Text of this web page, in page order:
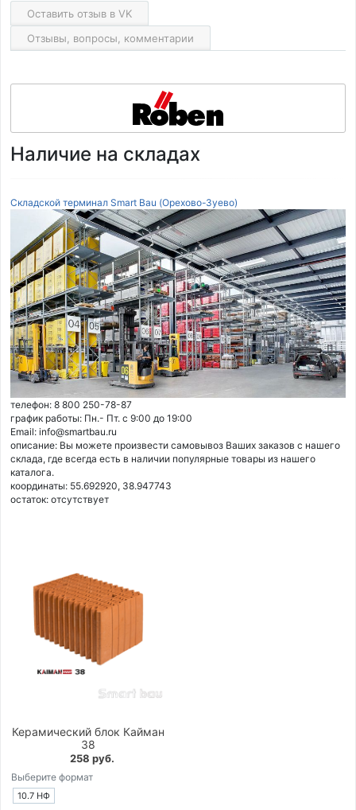
Оставить отзыв в VK
Отзывы, вопросы, комментарии
Наличие на складах
Складской терминал Smart Bau (Орехово-Зуево)
телефон: 8 800 250-78-87
график работы: Пн.- Пт. с 9:00 до 19:00
Email: info@smartbau.ru
описание: Вы можете произвести самовывоз Ваших заказов с нашего
склада, где всегда есть в наличии популярные товары из нашего
каталога.
координаты: 55.692920, 38.947743
остаток: отсутствует
Керамический блок Кайман
38
258 руб.
Выберите формат
10.7 НФ